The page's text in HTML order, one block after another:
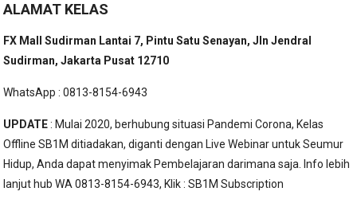
ALAMAT KELAS
FX Mall Sudirman Lantai 7, Pintu Satu Senayan, Jln Jendral
Sudirman, Jakarta Pusat 12710
WhatsApp : 0813-8154-6943
UPDATE: Mulai 2020, berhubung situasi Pandemi Corona, Kelas
Offline SB1M ditiadakan, diganti dengan Live Webinar untuk Seumur
Hidup, Anda dapat menyimak Pembelajaran darimana saja. Info lebih
lanjut hub WA 0813-8154-6943, Klik :SB1M Subscription